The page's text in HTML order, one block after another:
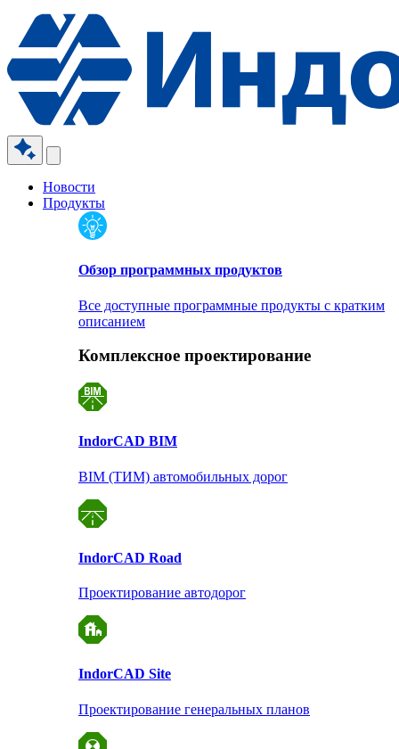
Новости
Продукты
Обзор программных продуктов
Все доступные программные продукты с кратким
описанием
Комплексное проектирование
IndorCAD BIM
BIM (ТИМ) автомобильных дорог
IndorCAD Road
Проектирование автодорог
IndorCAD Site
Проектирование генеральных планов